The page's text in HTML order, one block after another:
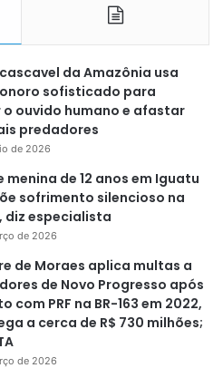
da Amazônia usa
sofisticado para
ouvido humano e afastar
predadores
de 2026
menina de 12 anos em Iguatu
sofrimento silencioso na
diz especialista
de 2026
de Moraes aplica multas a
de Novo Progresso após
com PRF na BR-163 em 2022,
a cerca de R$ 730 milhões;
de 2026